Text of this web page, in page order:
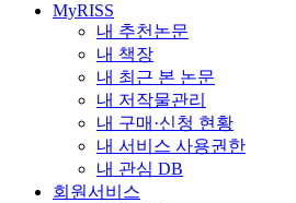
MyRISS
내 추천논문
내 책장
내 최근 본 논문
내 저작물관리
내 구매·신청 현황
내 서비스 사용권한
내 관심 DB
회원서비스